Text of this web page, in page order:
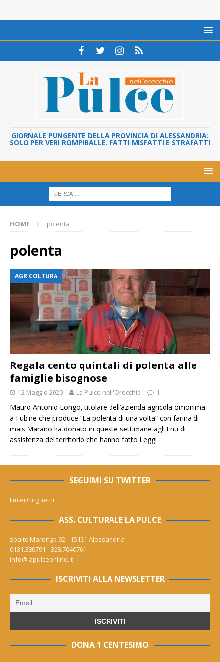
GIORNALE PUNGENTE DELLA PROVINCIA DI ALESSANDRIA:
SOLO PER VERI ROMPIBALLE. FATTI MISFATTI E STRAFATTI
HOME polenta
polenta
AGRICOLTURA
Regala cento quintali di polenta alle
famiglie bisognose
12 Maggio 2020 La Pulce nell'Orecchio 1
Mauro Antonio Longo, titolare dell’azienda agricola omonima
a Fubine che produce “La polenta di una volta” con farina di
mais Marano ha donato in queste settimane agli Enti di
assistenza del territorio che hanno fatto Leggi
SEGUIMI SU TWITTER
I miei Cinguettii
ASS. CULTURALE LA PULCE
spalto Marengo 92 - 15121 Alessandria
0131.380791 - 328.7040761
info@lapulceonline.it
ISCRIVITI ALLA NEWSLETTER
DONA 1 CENTESIMO